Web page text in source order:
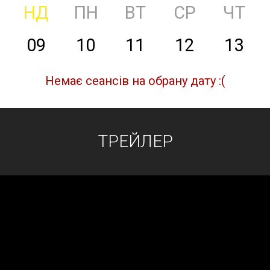
НД ПН ВТ СР ЧТ
09 10 11 12 13
Немає сеансів на обрану дату :(
ТРЕЙЛЕР